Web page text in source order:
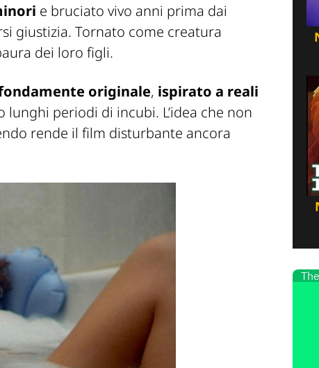
e bruciato vivo anni prima dai
giustizia. Tornato come creatura
dei loro figli.
originale, ispirato a reali
lunghi periodi di incubi. L’idea che non
rende il film disturbante ancora